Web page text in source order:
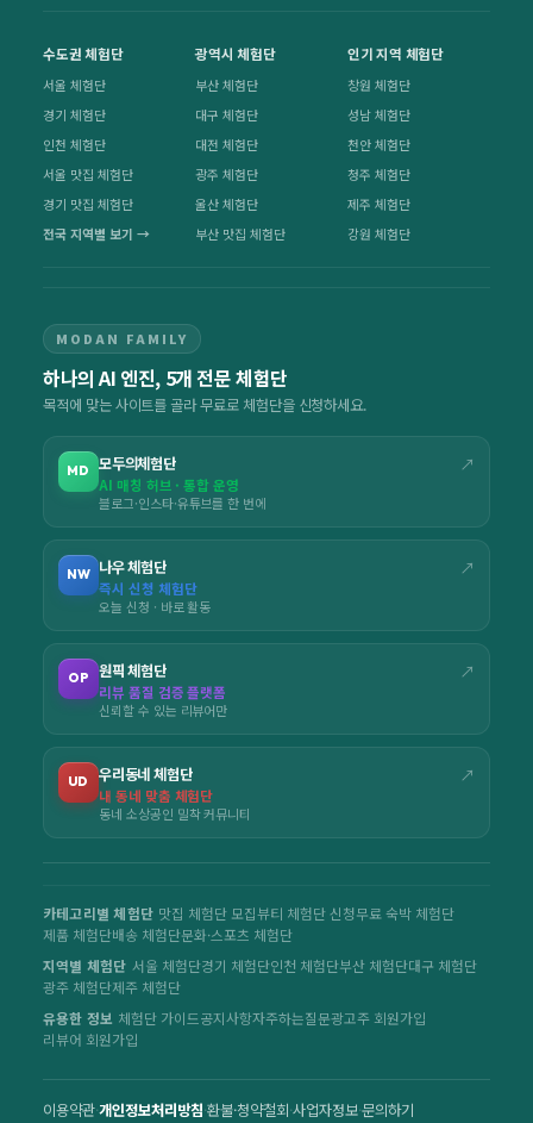
수도권 체험단
서울 체험단
경기 체험단
인천 체험단
서울 맛집 체험단
경기 맛집 체험단
전국 지역별 보기 →
광역시 체험단
부산 체험단
대구 체험단
대전 체험단
광주 체험단
울산 체험단
부산 맛집 체험단
인기 지역 체험단
창원 체험단
성남 체험단
천안 체험단
청주 체험단
제주 체험단
강원 체험단
MODAN FAMILY
하나의 AI 엔진, 5개 전문 체험단
목적에 맞는 사이트를 골라 무료로 체험단을 신청하세요.
MD 모두의체험단 ↗
AI 매칭 허브 · 통합 운영
블로그·인스타·유튜브를 한 번에
NW 나우 체험단 ↗
즉시 신청 체험단
오늘 신청 · 바로 활동
OP 원픽 체험단 ↗
리뷰 품질 검증 플랫폼
신뢰할 수 있는 리뷰어만
UD 우리동네 체험단 ↗
내 동네 맞춤 체험단
동네 소상공인 밀착 커뮤니티
카테고리별 체험단 맛집 체험단 모집뷰티 체험단 신청무료 숙박 체험단
제품 체험단배송 체험단문화·스포츠 체험단
지역별 체험단 서울 체험단경기 체험단인천 체험단부산 체험단대구 체험단
광주 체험단제주 체험단
유용한 정보 체험단 가이드공지사항자주하는질문광고주 회원가입
리뷰어 회원가입
이용약관·개인정보처리방침·환불·청약철회·사업자정보·문의하기